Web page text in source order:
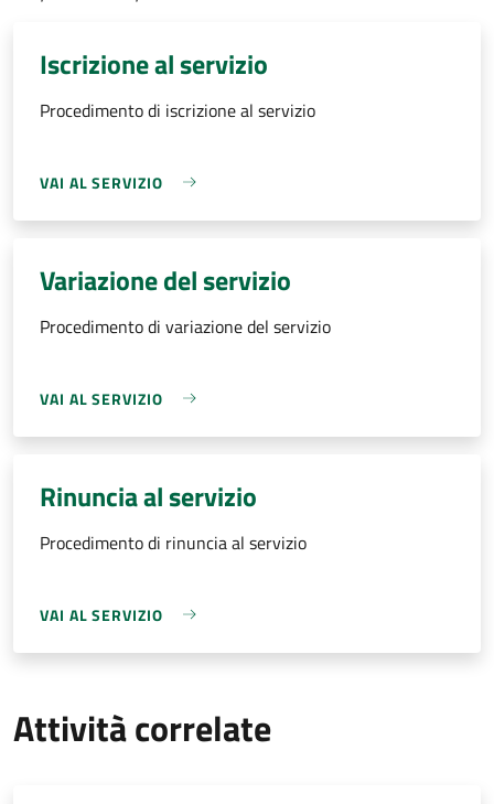
Iscrizione al servizio
Procedimento di iscrizione al servizio
VAI AL SERVIZIO
Variazione del servizio
Procedimento di variazione del servizio
VAI AL SERVIZIO
Rinuncia al servizio
Procedimento di rinuncia al servizio
VAI AL SERVIZIO
Attività correlate